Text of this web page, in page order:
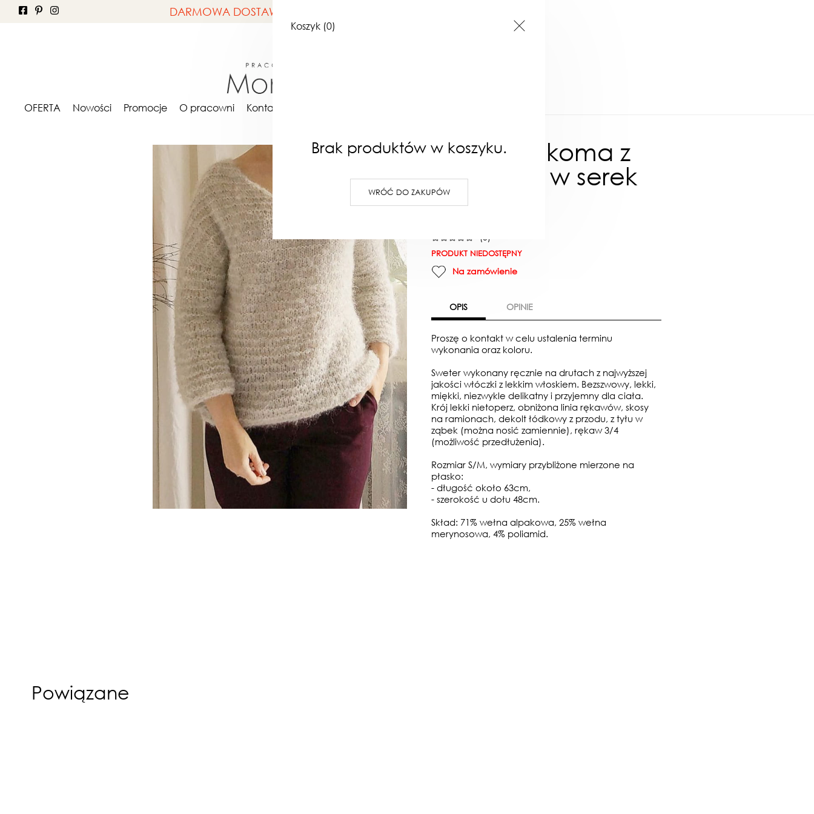
DARMOWA DOSTAWA na terenie Polski
OFERTA Nowości Promocje O pracowni Kontakt
Koszyk (0)
Brak produktów w koszyku.
WRÓĆ DO ZAKUPÓW
NA ZAMÓWIENIE
Sweter Kukoma z
dekoltem w serek
520,00 zł
(0)
PRODUKT NIEDOSTĘPNY
Na zamówienie
OPIS OPINIE
Proszę o kontakt w celu ustalenia terminu
wykonania oraz koloru.
Sweter wykonany ręcznie na drutach z najwyższej
jakości włóczki z lekkim włoskiem. Bezszwowy, lekki,
miękki, niezwykle delikatny i przyjemny dla ciała.
Krój lekki nietoperz, obniżona linia rękawów, skosy
na ramionach, dekolt łódkowy z przodu, z tyłu w
ząbek (można nosić zamiennie), rękaw 3/4
(możliwość przedłużenia).
Rozmiar S/M, wymiary przybliżone mierzone na
płasko:
- długość około 63cm,
- szerokość u dołu 48cm.
Skład: 71% wełna alpakowa, 25% wełna
merynosowa, 4% poliamid.
Powiązane